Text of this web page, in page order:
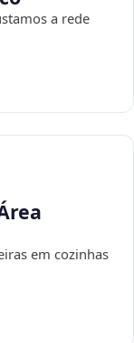
a rede
em cozinhas